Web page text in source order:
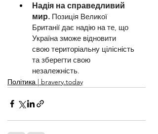
Надія на справедливий
мир. Позиція Великої
Британії дає надію на те, що
Україна зможе відновити
свою територіальну цілісність
та зберегти свою
незалежність.
Політика | bravery.today